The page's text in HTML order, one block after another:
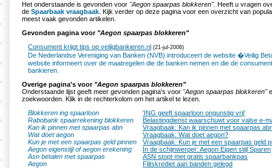
Het onderstaande is gevonden voor "Aegon spaarpas blokkeren". Heeft u vragen
de Spaarbaak vraagbaak . Kijk verder op deze pagina voor een overzicht van
meest vaak gevonden artikelen.
Gevonden pagina voor "Aegon spaarpas blokkeren"
Consument krijgt tips op veiligbankieren.nl (21-jul-2006)
De Nederlandse Vereniging van Banken (NVB) introduceert de website �Veilig
website informeert over de maatregelen die de banken nemen en die de
bankieren.
Overige pagina's voor "Aegon spaarpas blokkeren"
Onderstaande lijst geeft meer gevonden pagina's voor "Aegon spaarpas blokkeren"
zoekwoorden. Klik in de rechterkolom om het artikel te lezen.
Blokkeren ing spaarloon
'ING geeft spaarloon ongunstig vrij'
Rabobank spaarrekening blokkeren
Belastingdienst waarschuwt voor valse e-
Kan ik pinnen met spaarpas abn
Vraagbaak: Kan ik pinnen met spaarpas
Wat doet aegon
Vraagbaak: Wat doet aegon?
Kun je met een spaarpas geld pinnen
Vraagbaak: Kun je met een spaarpas geld
Aegon eigenstijl of aegon erekening
In de schijnwerper: Aegon Eigen stijl Sparen
Asn betalen met spaarpas
ASN stopt met gratis spaarbankpas
Aegon
Flitskrediet aan banden gelegd